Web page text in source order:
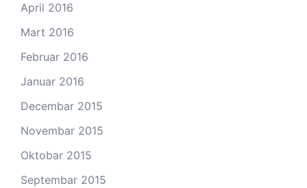
April 2016
Mart 2016
Februar 2016
Januar 2016
Decembar 2015
Novembar 2015
Oktobar 2015
Septembar 2015